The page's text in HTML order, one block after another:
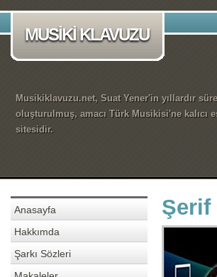
MUSİKİ KLAVUZU
Musikiklavuzu.net, Suat Yener'in yıllardır
oluşturulmuş, amacı Türk Musikisi'ne kalıcı
sitesidir.
Anasayfa
Hakkımda
Şarkı Sözleri
Şerif